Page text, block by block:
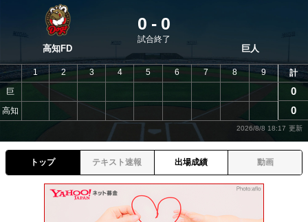
高知FD
0 - 0
試合終了
巨人
巨
高知
1 2 3 4 5 6 7 8 9 計
0
0
2026/8/8 18:17
トップ テキスト速報 出場成績 動画